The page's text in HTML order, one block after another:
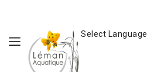
Select Language